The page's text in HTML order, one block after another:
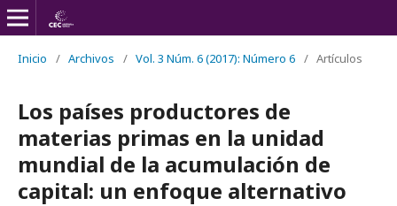
Inicio / Archivos / Vol. 3 Núm. 6 (2017): Número 6 / Artículos
Los países productores de
materias primas en la unidad
mundial de la acumulación de
capital: un enfoque alternativo